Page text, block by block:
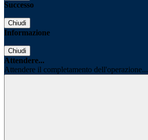
Successo
Chiudi
Informazione
Chiudi
Attendere...
Attendere il completamento dell'operazione...